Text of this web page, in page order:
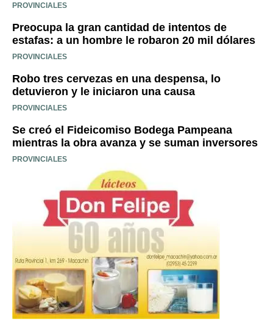
PROVINCIALES
Preocupa la gran cantidad de intentos de
estafas: a un hombre le robaron 20 mil dólares
PROVINCIALES
Robo tres cervezas en una despensa, lo
detuvieron y le iniciaron una causa
PROVINCIALES
Se creó el Fideicomiso Bodega Pampeana
mientras la obra avanza y se suman inversores
PROVINCIALES